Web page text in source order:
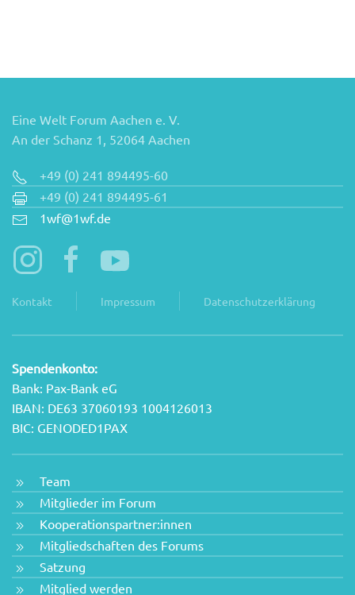
Eine Welt Forum Aachen e. V.
An der Schanz 1, 52064 Aachen
+49 (0) 241 894495-60
+49 (0) 241 894495-61
1wf@1wf.de
Kontakt Impressum Datenschutzerklärung
Spendenkonto:
Bank: Pax-Bank eG
IBAN: DE63 37060193 1004126013
BIC: GENODED1PAX
Team
Mitglieder im Forum
Kooperationspartner:innen
Mitgliedschaften des Forums
Satzung
Mitglied werden